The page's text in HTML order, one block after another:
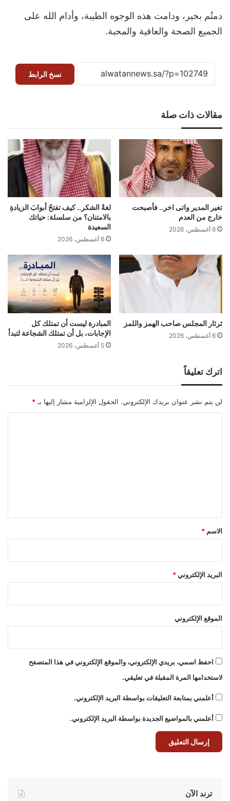
دمتُم بخير، ودامت هذه الوجوه الطيبة، وأدام الله على
الجميع الصحة والعافية والمحبة.
نسخ الرابط
مقالات ذات صلة
تغير المدير واتى اخر.. فأصبحت
خارج من العدم
6 أغسطس، 2026
لغةُ الشكر.. كيف تفتحُ أبوابَ الزيادةِ
بالامتنان؟ من سلسلة: حياتك
السعيدة
6 أغسطس، 2026
ثرثار المجلس صاحب الهمز واللمز
6 أغسطس، 2026
المبادرة ليست أن تمتلك كل
الإجابات، بل أن تمتلك الشجاعة لتبدأ
5 أغسطس، 2026
اترك تعليقاً
لن يتم نشر عنوان بريدك الإلكتروني. الحقول الإلزامية مشار إليها بـ *
*
الاسم *
البريد الإلكتروني*
الموقع الإلكتروني
احفظ اسمي، بريدي الإلكتروني، والموقع الإلكتروني في هذا المتصفح
لاستخدامها المرة المقبلة في تعليقي.
أعلمني بمتابعة التعليقات بواسطة البريد الإلكتروني.
أعلمني بالمواضيع الجديدة بواسطة البريد الإلكتروني.
ترند الآن